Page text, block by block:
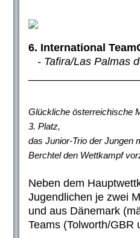
6. International
- Tafira/Las Palmas
Glückliche österreichische
3. Platz,
das Junior-Trio der Jungen
Berchtel den Wettkampf
Neben dem
Jugendlichen je zwei
und aus Dänemark
Teams (Tolworth/GBR